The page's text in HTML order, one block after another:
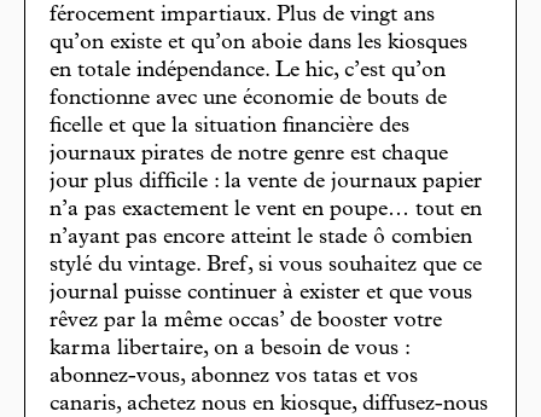
férocement impartiaux. Plus de vingt ans
qu’on existe et qu’on aboie dans les kiosques
en totale indépendance. Le hic, c’est qu’on
fonctionne avec une économie de bouts de
ficelle et que la situation financière des
journaux pirates de notre genre est chaque
jour plus difficile : la vente de journaux papier
n’a pas exactement le vent en poupe… tout en
n’ayant pas encore atteint le stade ô combien
stylé du vintage. Bref, si vous souhaitez que ce
journal puisse continuer à exister et que vous
rêvez par la même occas’ de booster votre
karma libertaire, on a besoin de vous :
abonnez-vous, abonnez vos tatas et vos
canaris, achetez nous en kiosque, diffusez-nous